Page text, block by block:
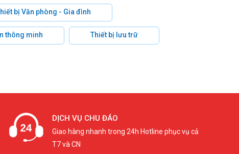
bị Văn phòng - Gia đình
thông minh Thiết bị lưu trữ
DỊCH VỤ CHU ĐÁO
Giao hàng nhanh trong 24h Hotline phục vụ cả
T7 và CN